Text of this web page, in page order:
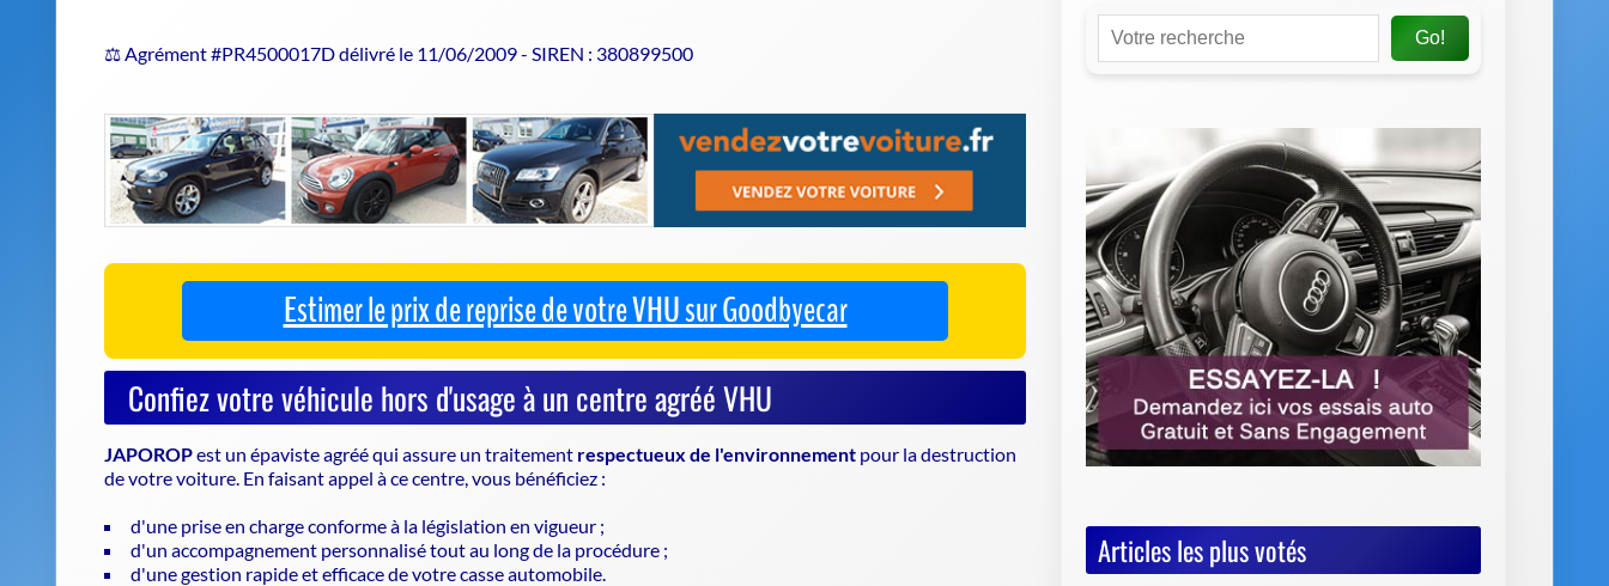
⚖️ Agrément #PR4500017D délivré le 11/06/2009 - SIREN : 380899500
Estimer le prix de reprise de votre VHU sur Goodbyecar
Confiez votre véhicule hors d'usage à un centre agréé VHU
JAPOROPest un épaviste agrééqui assure un traitement respectueux de l'environnement pour la destruction
de votre voiture. En faisant appel à ce centre, vous bénéficiez :
d'une prise en charge conforme à la législation en vigueur ;
d'un accompagnement personnalisé tout au long de la procédure ;
d'une gestion rapide et efficace de votre casse automobile.
Go!
Articles les plus votés